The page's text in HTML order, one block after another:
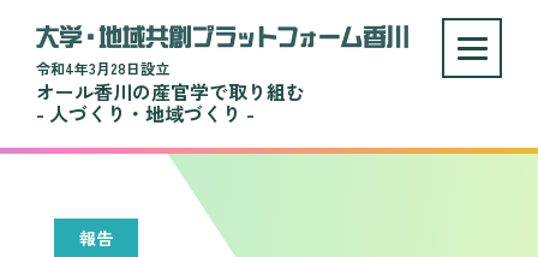
令和4年3月28日設立
オール香川の産官学で取り組む
- 人づくり・地域づくり -
報告